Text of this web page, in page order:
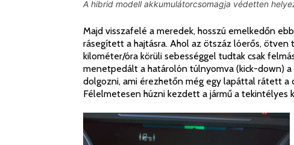
A hibrid modell akkumulátorcsomagja védetten
Majd visszafelé a meredek, hosszú emelkedőn
rásegített a hajtásra. Ahol az ötszáz lóerős,
kilométer/óra körüli sebességgel tudtak csak
menetpedált a határolón túlnyomva (kick-down)
dolgozni, ami érezhetőn még egy lapáttal rátett a
Félelmetesen húzni kezdett a jármű a tekintélyes